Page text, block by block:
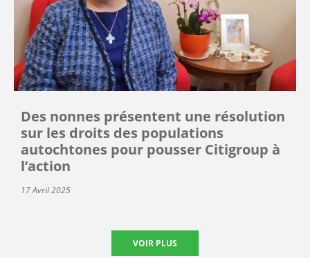
Des nonnes présentent une résolution
sur les droits des populations
autochtones pour pousser Citigroup à
l’action
17 Avril 2025
VOIR PLUS